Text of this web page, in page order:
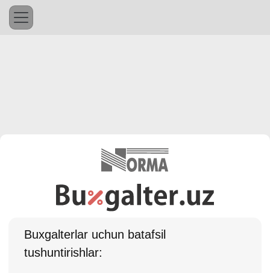
Buхgalterlar uchun batafsil
tushuntirishlar: